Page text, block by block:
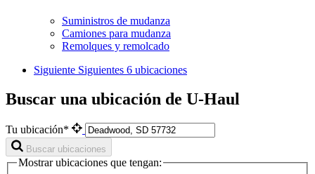
Suministros de mudanza
Camiones para mudanza
Remolques y remolcado
Siguiente Siguientes 6 ubicaciones
Buscar una ubicación de U-Haul
Tu ubicación*
Buscar ubicaciones
Mostrar ubicaciones que tengan: